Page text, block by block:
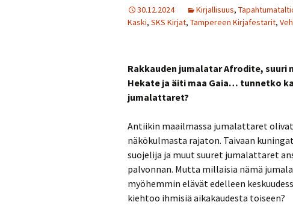
30.12.2024 Kirjallisuus,
Kaski, SKS Kirjat, Tampereen Kirjafestarit,
Rakkauden jumalatar Afrodite, suuri
Hekate ja äiti maa Gaia… tunnetko
jumalattaret?
Antiikin maailmassa jumalattaret
näkökulmasta rajaton. Taivaan
suojelija ja muut suuret jumalattaret
palvonnan. Mutta millaisia nämä
myöhemmin elävät edelleen
kiehtoo ihmisiä aikakaudesta toiseen?